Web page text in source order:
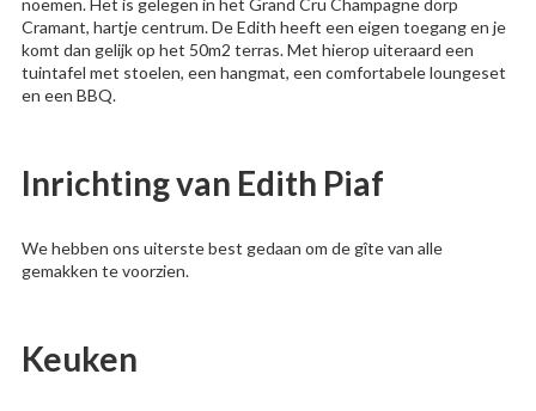
Cramant, hartje centrum. De Edith heeft een eigen toegang en je
komt dan gelijk op het 50m2 terras. Met hierop uiteraard een
tuintafel met stoelen, een hangmat, een comfortabele loungeset
en een BBQ.
Inrichtingvan Edith Piaf
We hebben ons uiterste best gedaan om de gîte van alle
gemakken te voorzien.
Keuken